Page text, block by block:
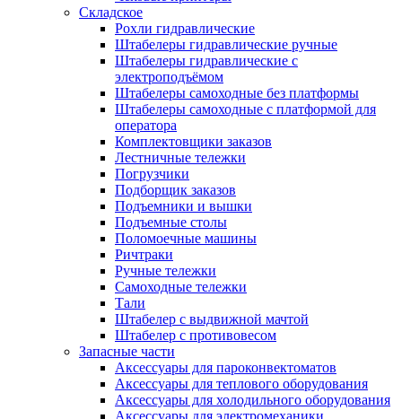
Складское
Рохли гидравлические
Штабелеры гидравлические ручные
Штабелеры гидравлические с
электроподъёмом
Штабелеры самоходные без платформы
Штабелеры самоходные с платформой для
оператора
Комплектовщики заказов
Лестничные тележки
Погрузчики
Подборщик заказов
Подъемники и вышки
Подъемные столы
Поломоечные машины
Ричтраки
Ручные тележки
Самоходные тележки
Тали
Штабелер с выдвижной мачтой
Штабелер с противовесом
Запасные части
Аксессуары для пароконвектоматов
Аксессуары для теплового оборудования
Аксессуары для холодильного оборудования
Аксессуары для электромеханики